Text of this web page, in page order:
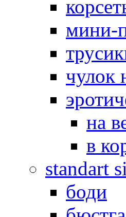
мини-
чулок
на
в
standart
боди